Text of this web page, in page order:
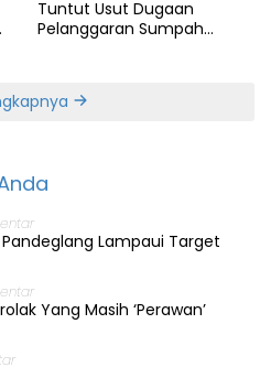
Tuntut Usut Dugaan
Pelanggaran Sumpah
Lampaui Target
Yang Masih ‘Perawan’